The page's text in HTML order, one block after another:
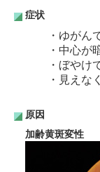
症状
・ゆがん
・中心が
・ぼやけ
・見えな
原因
加齢黄斑変性